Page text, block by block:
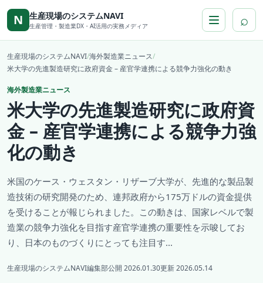
本文へ移動
N 生産現場のシステムNAVI
生産管理・製造業DX・AI活用の実務メディア ⌕
生産現場のシステムNAVI/海外製造業ニュース/
米大学の先進製造研究に政府資金 – 産官学連携による競争力強化の動き
海外製造業ニュース
米大学の先進製造研究に政府資
金 – 産官学連携による競争力強
化の動き
米国のケース・ウェスタン・リザーブ大学が、先進的な製品製
造技術の研究開発のため、連邦政府から175万ドルの資金提供
を受けることが報じられました。この動きは、国家レベルで製
造業の競争力強化を目指す産官学連携の重要性を示唆してお
り、日本のものづくりにとっても注目す...
生産現場のシステムNAVI編集部公開 2026.01.30更新 2026.05.14